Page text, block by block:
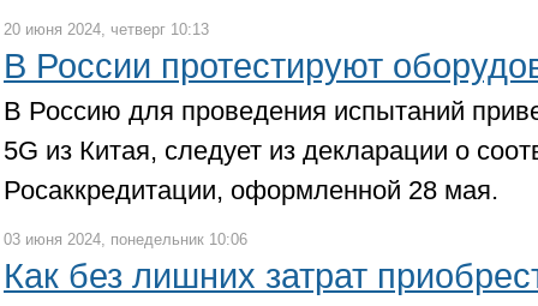
20 июня 2024, четверг 10:13
В России протестируют
В Россию для проведения испытаний
5G из Китая, следует из декларации о
Росаккредитации, оформленной 28 мая.
03 июня 2024, понедельник 10:06
Как без лишних затрат